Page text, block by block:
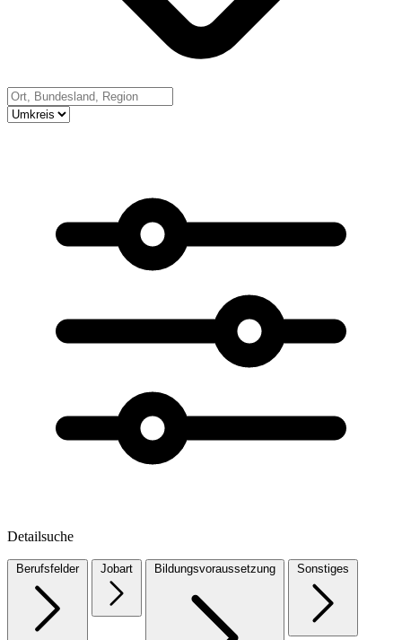
Detailsuche
Berufsfelder Jobart Bildungsvoraussetzung Sonstiges